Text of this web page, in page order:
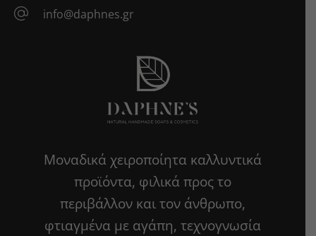
info@daphnes.gr
Μοναδικά χειροποίητα καλλυντικά
προϊόντα, φιλικά προς το
περιβάλλον και τον άνθρωπο,
φτιαγμένα με αγάπη, τεχνογνωσία